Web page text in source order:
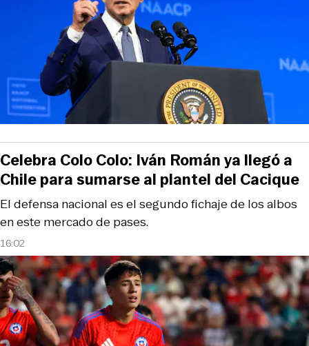
16:02
El defensa nacional es el segundo fichaje de los albos
en este mercado de pases.
Celebra Colo Colo: Iván Román ya llegó a
Chile para sumarse al plantel del Cacique